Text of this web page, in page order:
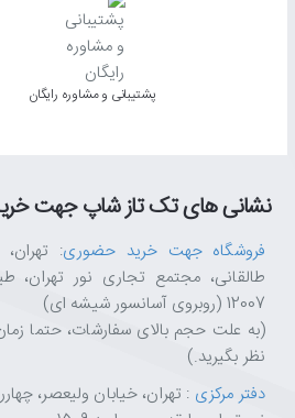
پشتیبانی و مشاوره رایگان
نشانی های تک تاز شاپ جهت
فروشگاه جهت خرید حضوری: تهران،
طالقانی، مجتمع تجاری نور تهران،
12007 (روبروی آسانسور شیشه ای)
نظر بگیرید.)
دفتر مرکزی : تهران، خیابان ولیعصر،